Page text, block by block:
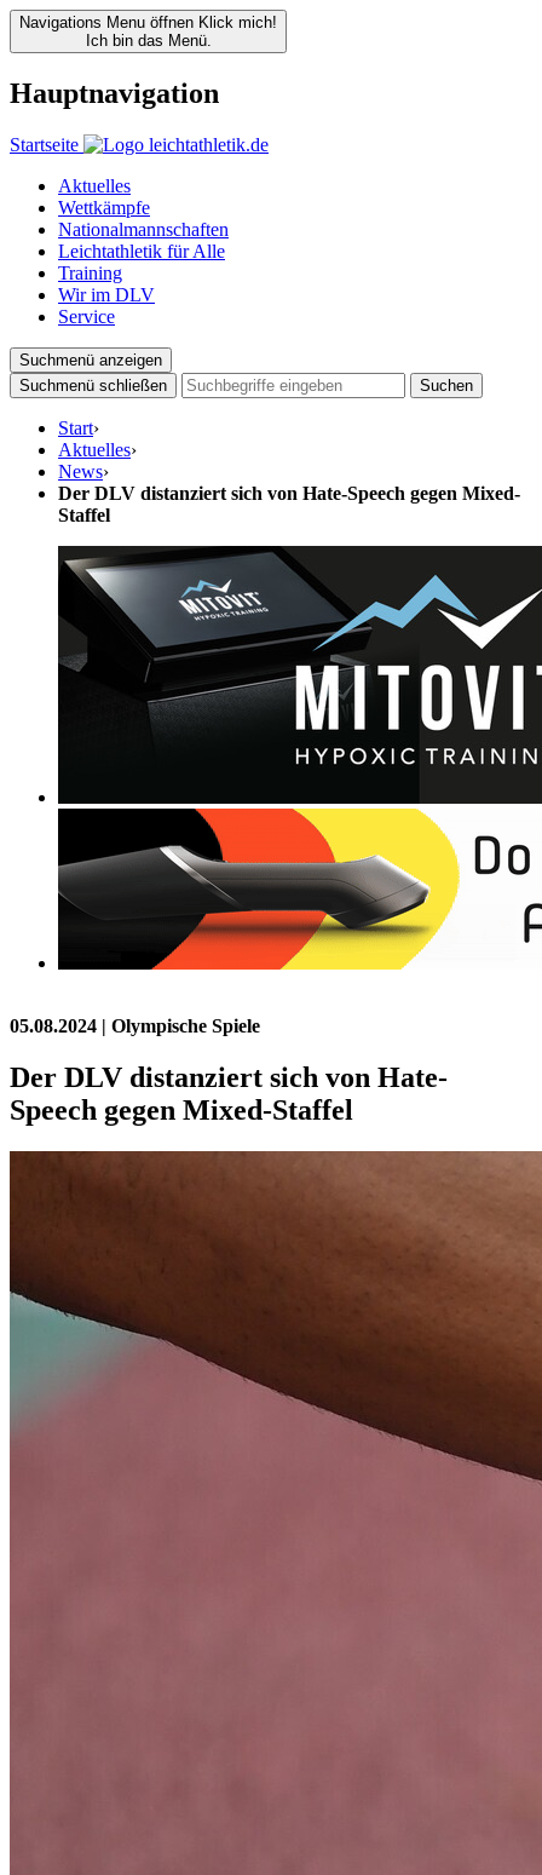
Navigations Menu öffnen Klick mich!
Ich bin das Menü.
Hauptnavigation
Startseite
Aktuelles
Wettkämpfe
Nationalmannschaften
Leichtathletik für Alle
Training
Wir im DLV
Service
Suchmenü anzeigen
Suchmenü schließen
Suchen
Start›
Aktuelles›
News›
Der DLV distanziert sich von Hate-Speech gegen Mixed-
Staffel
05.08.2024 | Olympische Spiele
Der DLV distanziert sich von Hate-
Speech gegen Mixed-Staffel